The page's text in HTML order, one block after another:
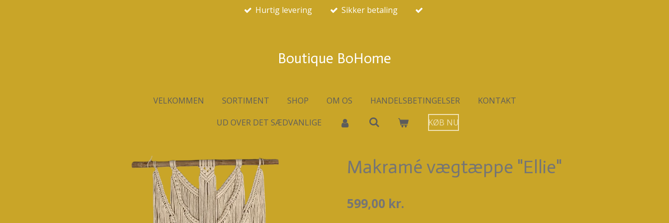
Hurtig levering Sikker betaling
Boutique BoHome
VELKOMMEN SORTIMENT SHOP OM OS HANDELSBETINGELSER
KONTAKT
UD OVER DET SÆDVANLIGE
KØB NU
Makramé vægtæppe "Ellie"
599,00 kr.